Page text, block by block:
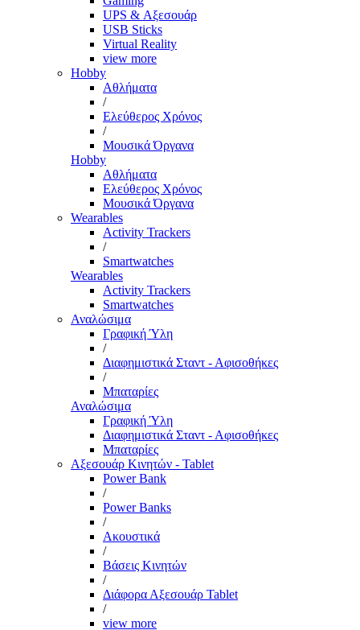
UPS & Αξεσουάρ
USB Sticks
Virtual Reality
view more
Hobby
Αθλήματα
/
Ελεύθερος Χρόνος
/
Μουσικά Όργανα
Hobby
Αθλήματα
Ελεύθερος Χρόνος
Μουσικά Όργανα
Wearables
Activity Trackers
/
Smartwatches
Wearables
Activity Trackers
Smartwatches
Αναλώσιμα
Γραφική Ύλη
/
Διαφημιστικά Σταντ - Αφισοθήκες
/
Μπαταρίες
Αναλώσιμα
Γραφική Ύλη
Διαφημιστικά Σταντ - Αφισοθήκες
Μπαταρίες
Αξεσουάρ Κινητών - Tablet
Power Bank
/
Power Banks
/
Ακουστικά
/
Βάσεις Κινητών
/
Διάφορα Αξεσουάρ Tablet
/
view more